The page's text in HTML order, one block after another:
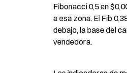
Fibonacci 0,5 en
a esa zona. El Fib
debajo, la base del
vendedora.